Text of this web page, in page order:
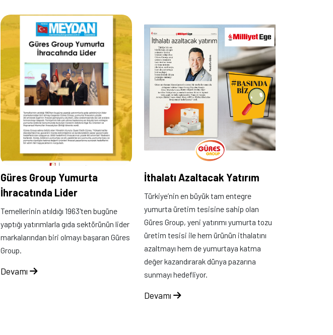
Güres Group Yumurta
İhracatında Lider
Temellerinin atıldığı 1963'ten bugüne
yaptığı yatırımlarla gıda sektörünün lider
markalarından biri olmayı başaran Güres
Group.
Devamı
İthalatı Azaltacak Yatırım
Türkiye’nin en büyük tam entegre
yumurta üretim tesisine sahip olan
Güres Group, yeni yatırımı yumurta tozu
üretim tesisi ile hem ürünün ithalatını
azaltmayı hem de yumurtaya katma
değer kazandırarak dünya pazarına
sunmayı hedefliyor.
Devamı